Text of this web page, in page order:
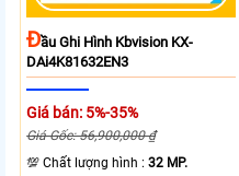
ĐẦu Ghi Hình Kbvision KX-
DAi4K81632EN3
Giá bán: 5%-35%
Giá Gốc: 56,900,000 ₫
💯 Chất lượng hình :32 MP.